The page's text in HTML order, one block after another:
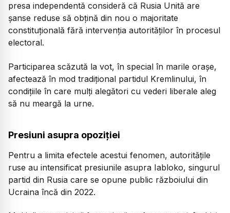
presa independentă consideră că Rusia Unită are
șanse reduse să obțină din nou o majoritate
constituțională fără intervenția autorităților în procesul
electoral.
Participarea scăzută la vot, în special în marile orașe,
afectează în mod tradițional partidul Kremlinului, în
condițiile în care mulți alegători cu vederi liberale aleg
să nu meargă la urne.
Presiuni asupra opoziției
Pentru a limita efectele acestui fenomen, autoritățile
ruse au intensificat presiunile asupra Iabloko, singurul
partid din Rusia care se opune public războiului din
Ucraina încă din 2022.